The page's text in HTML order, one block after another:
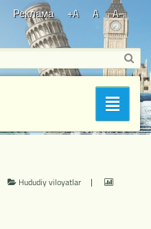
Реклама +A A
A-
Hududiy viloyatlar